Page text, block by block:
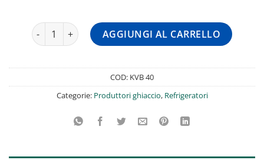
Fabbricatore di ghiaccio in cubetti a lastra serie KV Migel
AGGIUNGI AL CARRELLO
COD: KVB 40
Categorie: Produttori ghiaccio, Refrigeratori